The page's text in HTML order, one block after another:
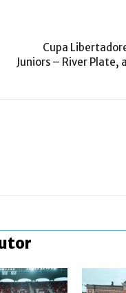
Cupa
Juniors – River Plate,